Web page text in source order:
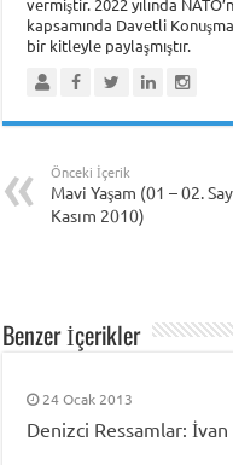
kapsamında Davetli
bir kitleyle paylaşmıştır.
Önceki İçerik
Mavi Yaşam (01 – 02.
Kasım 2010)
Benzer İçerikler
24 Ocak 2013
Denizci Ressamlar: